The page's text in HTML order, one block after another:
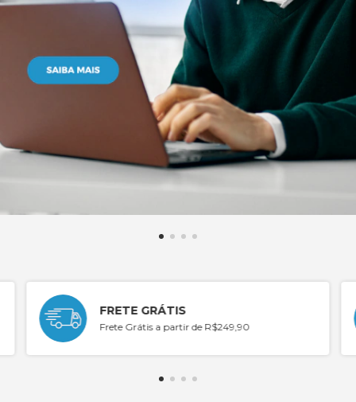
FRETE GRÁTIS
Frete Grátis a partir de R$249,90